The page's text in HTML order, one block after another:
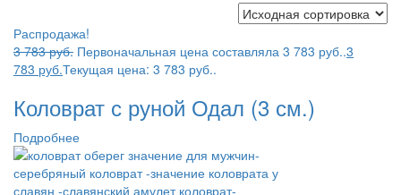
Распродажа!
3 783руб. Первоначальная цена составляла 3 783 руб..3
783 руб.Текущая цена: 3 783 руб..
Коловрат с руной Одал (3 см.)
Подробнее